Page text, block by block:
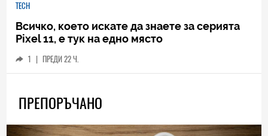
TECH
Всичко, което искате да знаете за серията
Pixel 11, е тук на едно място
1 | ПРЕДИ 22 Ч.
ПРЕПОРЪЧАНО